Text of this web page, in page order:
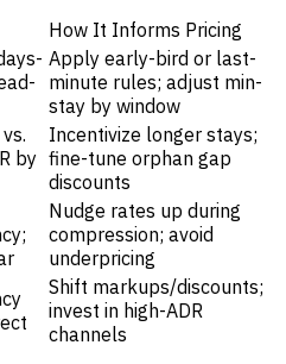
How It Informs Pricing
Apply early-bird or last-
minute rules; adjust min-
stay by window
by
Incentivize longer stays;
fine-tune orphan gap
discounts
Nudge rates up during
compression; avoid
underpricing
Shift markups/discounts;
invest in high-ADR
channels